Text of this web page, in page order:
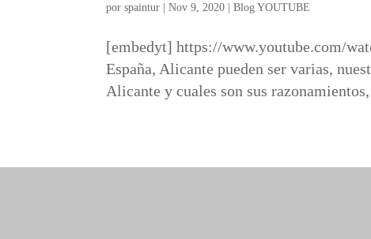
porspaintur |Nov 9, 2020 |Blog YOUTUBE
[embedyt] https://www.youtube.com/
España, Alicante pueden ser varias,
Alicante y cuales son sus